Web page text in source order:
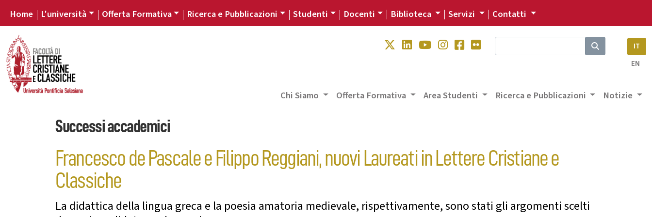
Home L'università Offerta Formativa Ricerca e Pubblicazioni Studenti Docenti Biblioteca Servizi Contatti
IT
EN
Chi Siamo Offerta Formativa Area Studenti Ricerca e Pubblicazioni Notizie
Successi accademici
Francesco de Pascale e Filippo Reggiani, nuovi Laureati in Lettere Cristiane e
Classiche
La didattica della lingua greca e la poesia amatoria medievale, rispettivamente, sono stati gli argomenti scelti